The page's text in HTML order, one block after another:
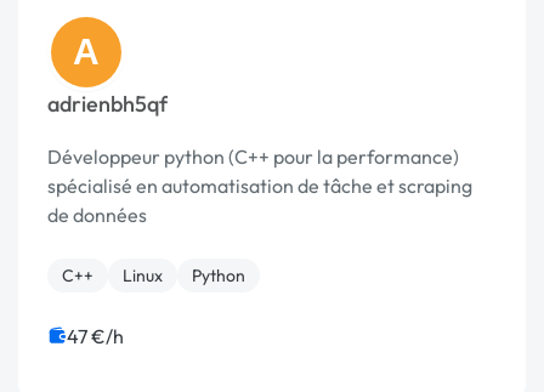
A
adrienbh5qf
Développeur python (C++ pour la performance)
spécialisé en automatisation de tâche et scraping
de données
C++ Linux Python
47 €/h